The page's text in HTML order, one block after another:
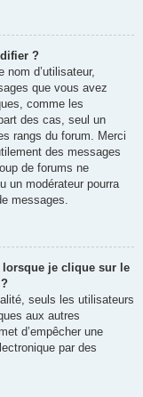
?
nom d’utilisateur,
que vous avez
comme les
des cas, seul un
rangs du forum. Merci
des messages
de forums ne
un modérateur pourra
messages.
lorsque je clique sur le
seuls les utilisateurs
aux autres
d’empêcher une
par des